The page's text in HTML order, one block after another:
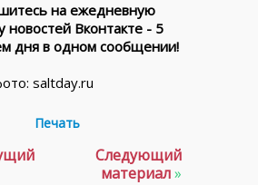
на ежедневную
новостей Вконтакте - 5
дня в одном сообщении!
saltday.ru
Печать
Следующий
материал»